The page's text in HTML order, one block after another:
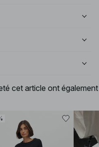
cet article ont également